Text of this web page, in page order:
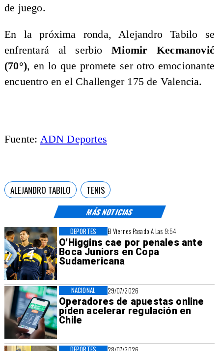
MÁS NOTICIAS
El Viernes Pasado A Las 9:54
O'Higgins cae por penales ante
Boca Juniors en Copa
Sudamericana
DEPORTES
29/07/2026
Operadores de apuestas online
piden acelerar regulación en
Chile
NACIONAL
de juego.
En la próxima ronda, Alejandro Tabilo se
enfrentará al serbioMiomir Kecmanović
(70°), en lo que promete ser otro emocionante
encuentro en el Challenger 175 de Valencia.
Fuente: ADN Deportes
ALEJANDRO TABILO TENIS